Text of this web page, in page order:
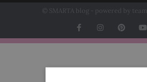
© SMARTA blog - powered by team